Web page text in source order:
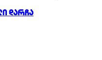
დარჩა